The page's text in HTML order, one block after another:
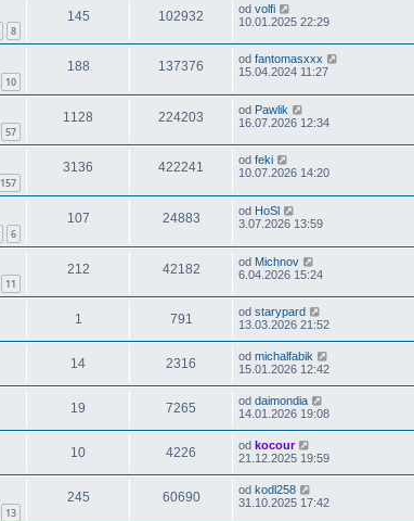
8
145 102932 od volfi
10.01.2025 22:29
10
188 137376 od fantomasxxx
15.04.2024 11:27
57
1128 224203 od Pawlik
16.07.2026 12:34
157
3136 422241 od feki
10.07.2026 14:20
6
107 24883 od HoSl
3.07.2026 13:59
11
212 42182 od Michnov
6.04.2026 15:24
1 791 od starypard
13.03.2026 21:52
14 2316 od michalfabik
15.01.2026 12:42
19 7265 od daimondia
14.01.2026 19:08
10 4226 od kocour
21.12.2025 19:59
13
245 60690 od kodl258
31.10.2025 17:42